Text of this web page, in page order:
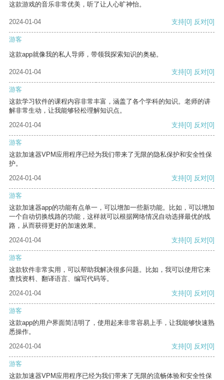
这款游戏的音乐非常优美，听了让人心旷神怡。
2024-01-04 支持[0] 反对[0]
游客
这款app就像我的私人导师，带领我探索知识的奥秘。
2024-01-04 支持[0] 反对[0]
游客
这款学习软件的课程内容非常丰富，涵盖了各个学科的知识。老师的讲
解非常生动，让我能够轻松理解知识点。
2024-01-04
支持[0] 反对[0]
游客
这款加速器VPM应用程序已经为我们带来了无限的隐私保护和安全性保
护。
2024-01-04
支持[0] 反对[0]
游客
这款加速器app的功能有点单一，可以增加一些新功能。比如，可以增加
一个自动切换线路的功能，这样就可以根据网络情况自动选择最优的线
路，从而获得更好的加速效果。
2024-01-04
支持[0] 反对[0]
游客
这款软件非常实用，可以帮助我解决很多问题。比如，我可以使用它来
查找资料、翻译语言、编写代码等。
2024-01-04
支持[0] 反对[0]
游客
这款app的用户界面简洁明了，使用起来非常容易上手，让我能够快速熟
悉操作。
2024-01-04
支持[0] 反对[0]
游客
这款加速器VPM应用程序已经为我们带来了无限的流畅体验和安全性保